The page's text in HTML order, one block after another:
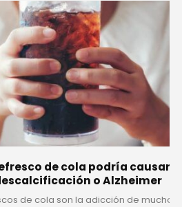
de cola podría causarte
o Alzheimer
son la adicción de muchos,